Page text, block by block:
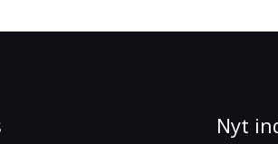
Nyt